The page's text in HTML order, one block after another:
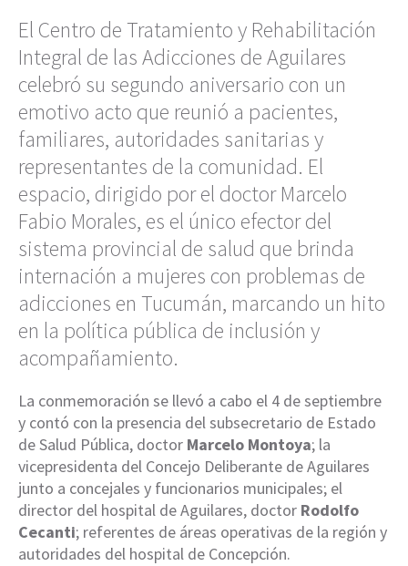
El Centro de Tratamiento y Rehabilitación
Integral de las Adicciones de Aguilares
celebró su segundo aniversario con un
emotivo acto que reunió a pacientes,
familiares, autoridades sanitarias y
representantes de la comunidad. El
espacio, dirigido por el doctor Marcelo
Fabio Morales, es el único efector del
sistema provincial de salud que brinda
internación a mujeres con problemas de
adicciones en Tucumán, marcando un hito
en la política pública de inclusión y
acompañamiento.
La conmemoración se llevó a cabo el 4 de septiembre
y contó con la presencia del subsecretario de Estado
de Salud Pública, doctor Marcelo Montoya; la
vicepresidenta del Concejo Deliberante de Aguilares
junto a concejales y funcionarios municipales; el
director del hospital de Aguilares, doctor Rodolfo
Cecanti; referentes de áreas operativas de la región y
autoridades del hospital de Concepción.